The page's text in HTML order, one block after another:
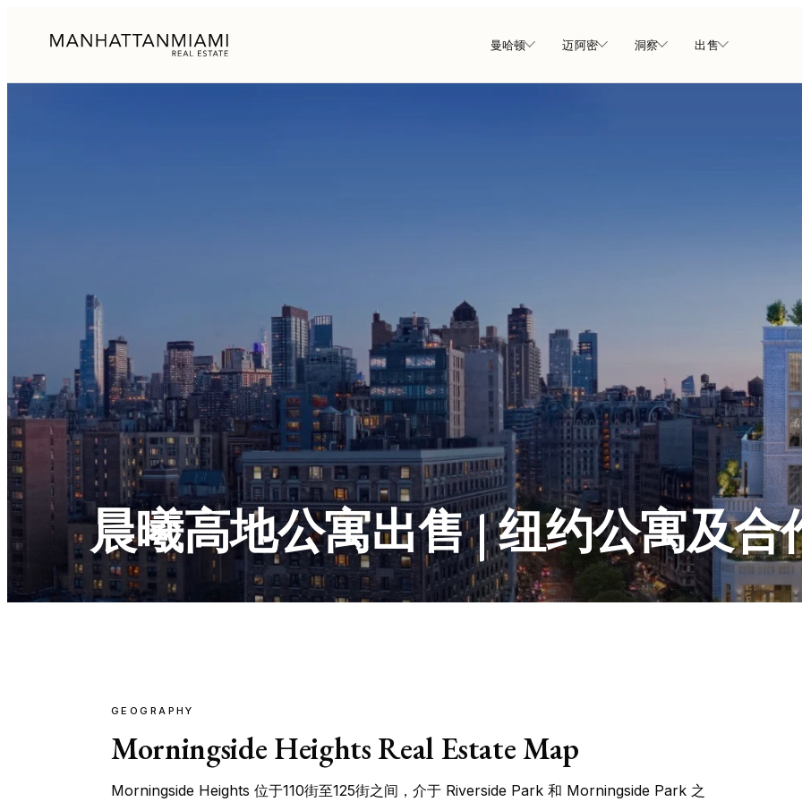
曼哈顿 迈阿密 洞察 出售
晨曦高地公寓出售 | 纽约公寓及合
GEOGRAPHY
Morningside Heights Real Estate Map
Morningside Heights 位于110街至125街之间，介于 Riverside Park 和 Morningside Park 之